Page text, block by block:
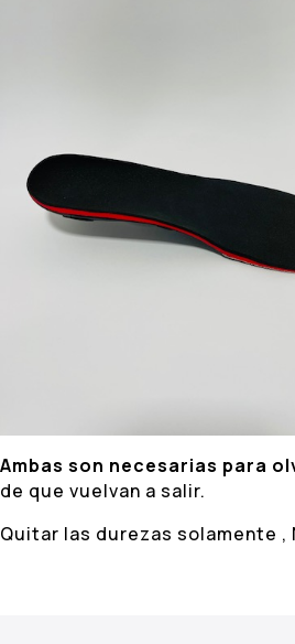
Ambas son necesarias para
de que vuelvan a salir.
Quitar las durezas solamente ,